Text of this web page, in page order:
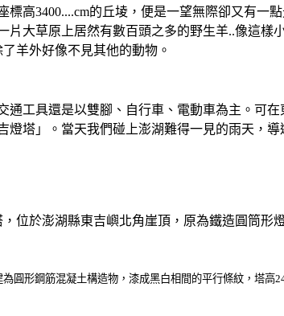
高3400....cm的丘堎，便是一望無際卻又有
片大草原上居然有數百頭之多的野生羊..像這
羊外好像不見其他的動物。
通工具還是以雙腳、自行車、電動車為主。可
燈塔」。當天我們碰上澎湖難得一見的雨天，
位於澎湖縣東吉嶼北角崖頂，原為鐵造圓筒
圓形鋼筋混凝土構造物，漆成黑白相間的平行條紋，塔高